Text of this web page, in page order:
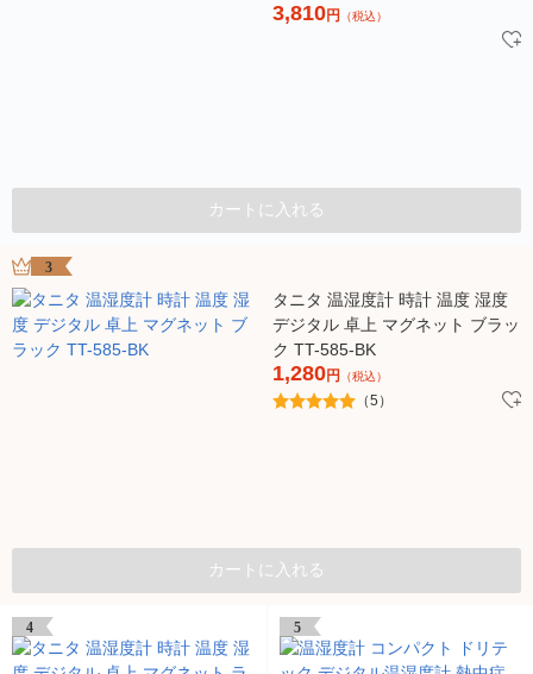
3,810円 （税込）
カートに入れる
3
タニタ 温湿度計 時計 温度 湿度
デジタル 卓上 マグネット ブラッ
ク TT-585-BK
1,280円 （税込）
（5）
カートに入れる
4 5